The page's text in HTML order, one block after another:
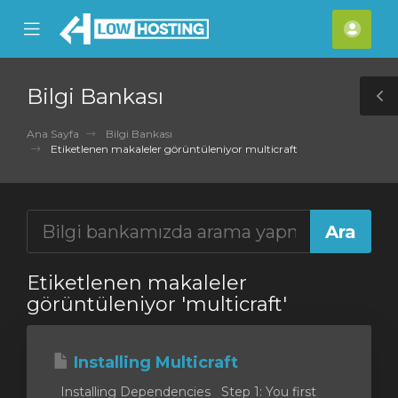
Mobile
Menu
Bilgi Bankası
Ana Sayfa
Bilgi Bankası
Etiketlenen makaleler görüntüleniyor multicraft
Etiketlenen makaleler
görüntüleniyor 'multicraft'
Installing Multicraft
Installing Dependencies Step 1: You first